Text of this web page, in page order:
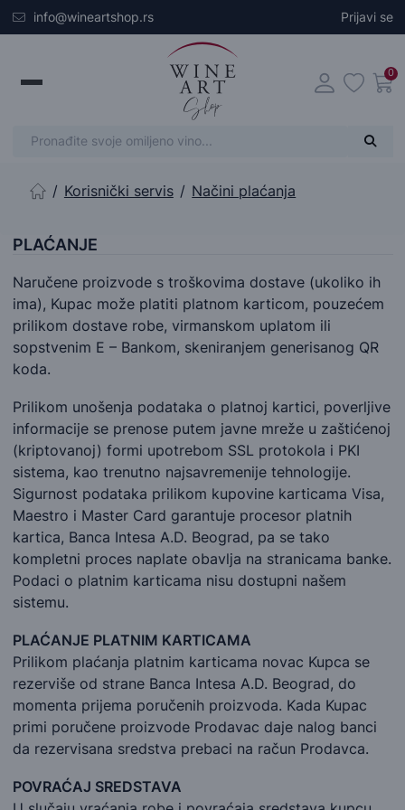
Skip to main content
info@wineartshop.rs Prijavi se
0
Početna stranica
Korisnički servis Načini plaćanja
PLAĆANJE
Naručene proizvode s troškovima dostave (ukoliko ih
ima), Kupac može platiti platnom karticom, pouzećem
prilikom dostave robe, virmanskom uplatom ili
sopstvenim E – Bankom, skeniranjem generisanog QR
koda.
Prilikom unošenja podataka o platnoj kartici, poverljive
informacije se prenose putem javne mreže u zaštićenoj
(kriptovanoj) formi upotrebom SSL protokola i PKI
sistema, kao trenutno najsavremenije tehnologije.
Sigurnost podataka prilikom kupovine karticama Visa,
Maestro i Master Card garantuje procesor platnih
kartica, Banca Intesa A.D. Beograd, pa se tako
kompletni proces naplate obavlja na stranicama banke.
Podaci o platnim karticama nisu dostupni našem
sistemu.
PLAĆANJE PLATNIM KARTICAMA
Prilikom plaćanja platnim karticama novac Kupca se
rezerviše od strane Banca Intesa A.D. Beograd, do
momenta prijema poručenih proizvoda. Kada Kupac
primi poručene proizvode Prodavac daje nalog banci
da rezervisana sredstva prebaci na račun Prodavca.
POVRAĆAJ SREDSTAVA